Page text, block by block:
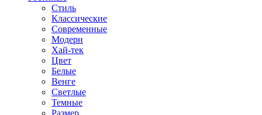
Стиль
Классические
Современные
Модерн
Хай-тек
Цвет
Белые
Венге
Светлые
Темные
Размер